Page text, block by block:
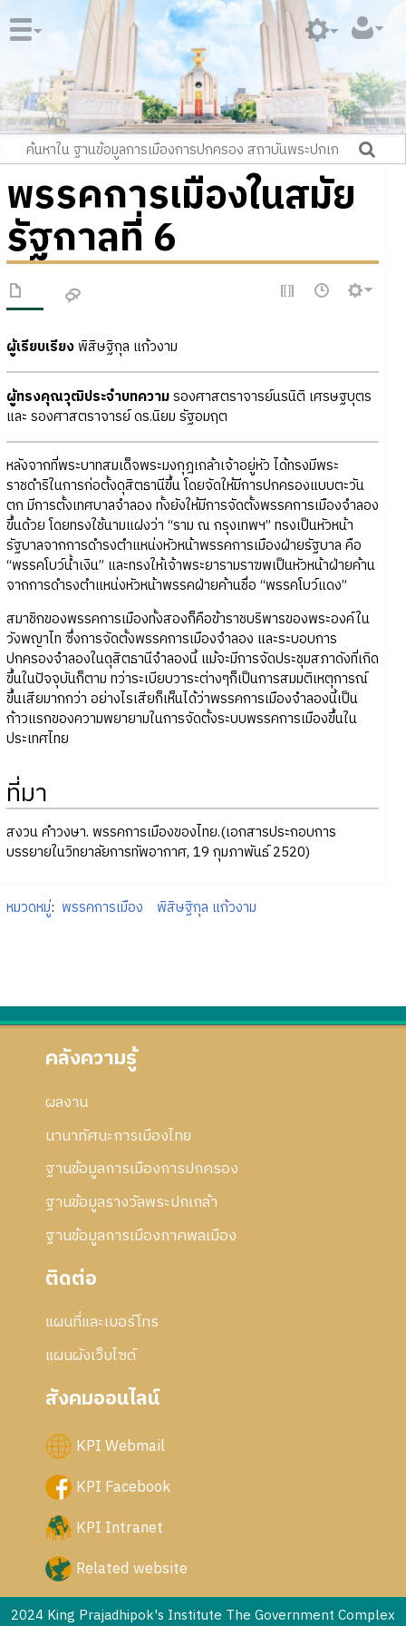
พรรคการเมืองในสมัย
รัฐกาลที่ 6
ผู้เรียบเรียงพิสิษฐิกุล แก้วงาม
ผู้ทรงคุณวุฒิประจำบทความรองศาสตราจารย์นรนิติ เศรษฐบุตร
และ รองศาสตราจารย์ ดร.นิยม รัฐอมฤต
หลังจากที่พระบาทสมเด็จพระมงกุฎเกล้าเจ้าอยู่หัว ได้ทรงมีพระ
ราชดำริในการก่อตั้งดุสิตธานีขึ้น โดยจัดให้มีการปกครองแบบตะวัน
ตก มีการตั้งเทศบาลจำลอง ทั้งยังให้มีการจัดตั้งพรรคการเมืองจำลอง
ขึ้นด้วย โดยทรงใช้นามแฝงว่า “ราม ณ กรุงเทพฯ” ทรงเป็นหัวหน้า
รัฐบาลจากการดำรงตำแหน่งหัวหน้าพรรคการเมืองฝ่ายรัฐบาล คือ
“พรรคโบว์น้ำเงิน” และทรงให้เจ้าพระยารามราฆพเป็นหัวหน้าฝ่ายค้าน
จากการดำรงตำแหน่งหัวหน้าพรรคฝ่ายค้านชื่อ “พรรคโบว์แดง”
สมาชิกของพรรคการเมืองทั้งสองก็คือข้าราชบริพารของพระองค์ใน
วังพญาไท ซึ่งการจัดตั้งพรรคการเมืองจำลอง และระบอบการ
ปกครองจำลองในดุสิตธานีจำลองนี้ แม้จะมีการจัดประชุมสภาดังที่เกิด
ขึ้นในปัจจุบันก็ตาม ทว่าระเบียบวาระต่างๆก็เป็นการสมมติเหตุการณ์
ขึ้นเสียมากกว่า อย่างไรเสียก็เห็นได้ว่าพรรคการเมืองจำลองนี้เป็น
ก้าวแรกของความพยายามในการจัดตั้งระบบพรรคการเมืองขึ้นใน
ประเทศไทย
ที่มา
สงวน คำวงษา. พรรคการเมืองของไทย.(เอกสารประกอบการ
บรรยายในวิทยาลัยการทัพอากาศ, 19 กุมภาพันธ์ 2520)
หมวดหมู่: พรรคการเมือง พิสิษฐิกุล แก้วงาม
คลังความรู้
ผลงาน
นานาทัศนะการเมืองไทย
ฐานข้อมูลการเมืองการปกครอง
ฐานข้อมูลรางวัลพระปกเกล้า
ฐานข้อมูลการเมืองภาคพลเมือง
ติดต่อ
แผนที่และเบอร์โทร
แผนผังเว็บไซด์
สังคมออนไลน์
KPI Webmail
KPI Facebook
KPI Intranet
Related website
2024 King Prajadhipok's Institute The Government Complex